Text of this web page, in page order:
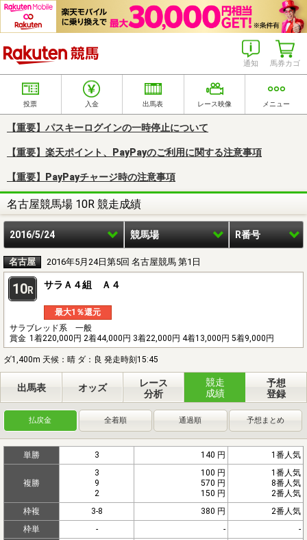
馬券カゴ
通知
投票 入金 出馬表 レース映像 メニュー
【重要】パスキーログインの一時停止について
【重要】楽天ポイント、PayPayのご利用に関する注意事項
【重要】PayPayチャージ時の注意事項
名古屋競馬場 10R 競走成績
2016/5/24 競馬場 R番号
名古屋 2016年5月24日第5回 名古屋競馬 第1日
10R サラＡ４組 Ａ４
最大1％還元
サラブレッド系 一般
賞金 1着220,000円 2着44,000円 3着22,000円 4着13,000円 5着9,000円
ダ1,400m 天候：晴 ダ：良 発走時刻15:45
出馬表 オッズ
レース
分析
競走
成績
予想
登録
払戻金 全着順 通過順 予想まとめ
単勝 3 140 円 1番人気
複勝
3
9
2
100 円
570 円
150 円
1番人気
8番人気
2番人気
枠複
3-8 380 円
2番人気
枠単
- -
-